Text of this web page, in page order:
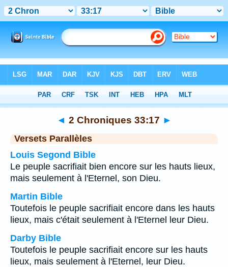
>Chapitre 33 > Verset 17
◄ 2 Chroniques 33:17 ►
Versets Parallèles
Louis Segond Bible
Le peuple sacrifiait bien encore sur les hauts lieux,
mais seulement à l'Eternel, son Dieu.
Martin Bible
Toutefois le peuple sacrifiait encore dans les hauts
lieux, mais c'était seulement à l'Eternel leur Dieu.
Darby Bible
Toutefois le peuple sacrifiait encore sur les hauts
lieux, mais seulement à l'Eternel, leur Dieu.